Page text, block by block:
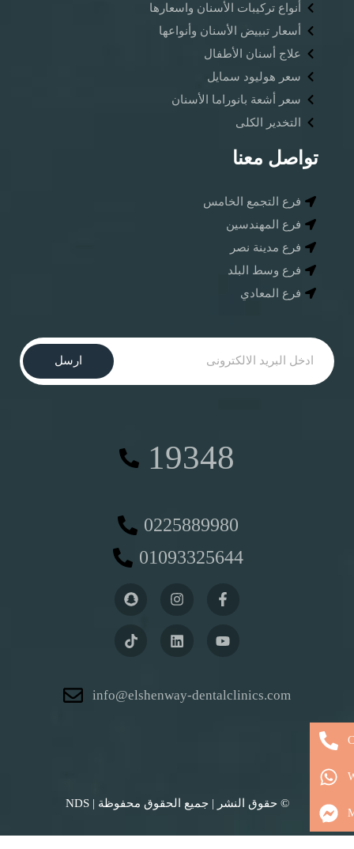
أنواع تركيبات الأسنان واسعارها
أسعار تبييض الأسنان وأنواعها
علاج أسنان الأطفال
سعر هوليود سمايل
سعر أشعة بانوراما الأسنان ​
التخدير الكلى
تواصل معنا
فرع التجمع الخامس
فرع المهندسين
فرع مدينة نصر
فرع وسط البلد
فرع المعادي
ارسل
19348
0225889980
01093325644
info@elshenway-dentalclinics.com
© حقوق النشر | جميع الحقوق محفوظة | NDS